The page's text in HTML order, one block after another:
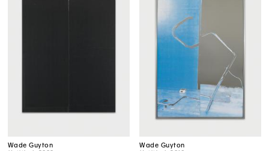
Wade Guyton
Wade Guyton